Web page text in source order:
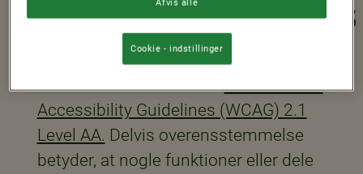
1.Overensstemmelsesstatus
Dette websted er delvist i
overensstemmelse medWeb Content
Accessibility Guidelines (WCAG) 2.1
Level AA. Delvis overensstemmelse
betyder, at nogle funktioner eller dele
Afvis alle
Cookie - indstillinger